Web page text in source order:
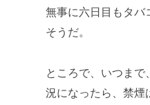
無事に六日目もタバ
そうだ。
ところで、いつま
況になったら、禁煙